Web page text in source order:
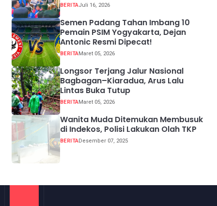
BERITAJuli 16, 2026
Semen Padang Tahan Imbang 10
Pemain PSIM Yogyakarta, Dejan
Antonic Resmi Dipecat!
BERITAMaret 05, 2026
Longsor Terjang Jalur Nasional
Bagbagan–Kiaradua, Arus Lalu
Lintas Buka Tutup
BERITAMaret 05, 2026
Wanita Muda Ditemukan Membusuk
di Indekos, Polisi Lakukan Olah TKP
BERITADesember 07, 2025